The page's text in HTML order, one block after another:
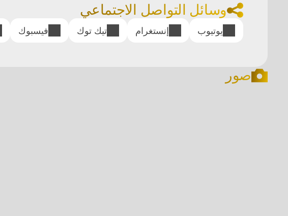
وسائل التواصل الاجتماعي
يوتيوب إنستغرام تيك توك فيسبوك
صور